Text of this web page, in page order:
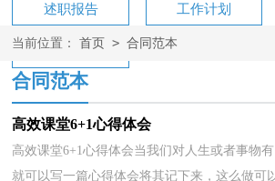
述职报告 工作计划
工作方案
当前位置： 首页 > 合同范本
合同范本
高效课堂6+1心得体会
高效课堂6+1心得体会当我们对人生或者事物
就可以写一篇心得体会将其记下来，这么做可